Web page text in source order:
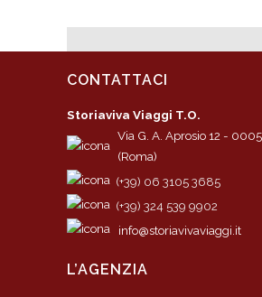
CONTATTACI
Storiaviva Viaggi T.O.
Via G. A. Aprosio 12 -
(Roma)
(+39) 06 3105 3685
(+39) 324 539 9902
info@storiavivaviaggi.it
L’AGENZIA